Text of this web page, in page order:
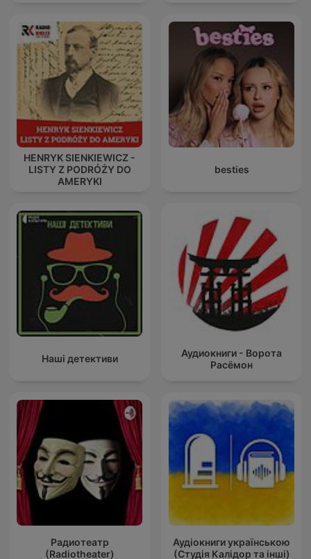
HENRYK SIENKIEWICZ -
LISTY Z PODRÓŻY DO
AMERYKI
besties
Наші детективи
Аудиокниги - Ворота
Расёмон
Радиотеатр
(Radiotheater)
Аудіокниги українською
(Студія Калідор та інші)